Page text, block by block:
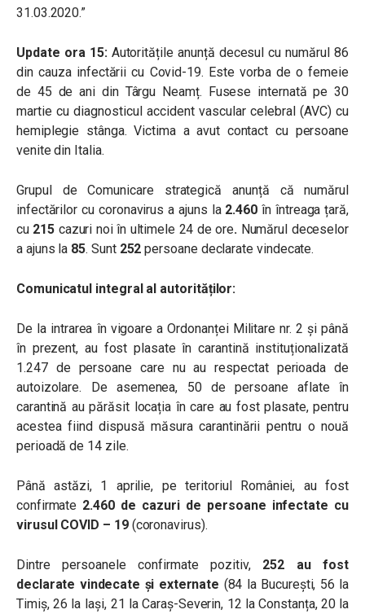
31.03.2020.”
Update ora 15:Autoritățile anunță decesul cu numărul 86
din cauza infectării cu Covid-19. Este vorba de o femeie
de 45 de ani din Târgu Neamț. Fusese internată pe 30
martie cu diagnosticul accident vascular celebral (AVC) cu
hemiplegie stânga. Victima a avut contact cu persoane
venite din Italia.
Grupul de Comunicare strategică anunță că numărul
infectărilor cu coronavirus a ajuns la 2.460 în întreaga țară,
cu 215 cazuri noi în ultimele 24 de ore. Numărul deceselor
a ajuns la 85. Sunt 252 persoane declarate vindecate.
Comunicatul integral al autorităților:
De la intrarea în vigoare a Ordonanței Militare nr. 2 și până
în prezent, au fost plasate în carantină instituționalizată
1.247 de persoane care nu au respectat perioada de
autoizolare. De asemenea, 50 de persoane aflate în
carantină au părăsit locația în care au fost plasate, pentru
acestea fiind dispusă măsura carantinării pentru o nouă
perioadă de 14 zile.
Până astăzi, 1 aprilie, pe teritoriul României, au fost
confirmate 2.460 de cazuri de persoane infectate cu
virusul COVID – 19(coronavirus).
Dintre persoanele confirmate pozitiv, 252 au fost
declarate vindecate și externate (84 la București, 56 la
Timiș, 26 la Iași, 21 la Caraș-Severin, 12 la Constanța, 20 la